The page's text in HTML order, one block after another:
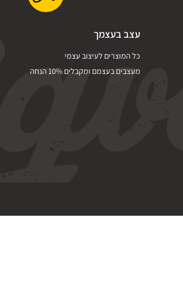
עצב בעצמך
כל המוצרים לעיצוב עצמי
מעצבים בעצמם ומקבלים 10% הנחה